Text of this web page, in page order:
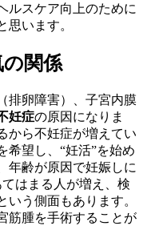
ルスケア向上のために
思います。
関係
排卵障害）、子宮内膜
妊症の原因になりま
から不妊症が増えてい
希望し、“妊活”を始め
年齢が原因で妊娠しに
てはまる人が増え、検
う側面もあります。
筋腫を手術することが